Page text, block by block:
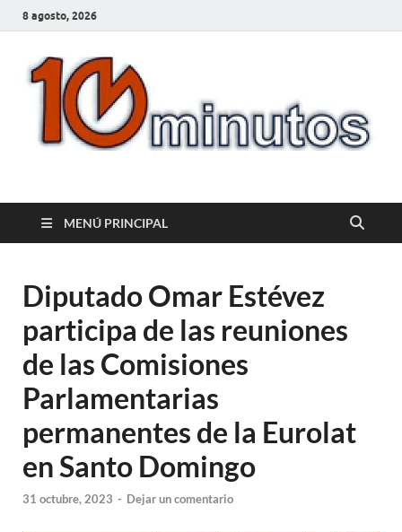
8 agosto, 2026
10minutos.com.uy
MENÚ PRINCIPAL
Diputado Omar Estévez
participa de las reuniones
de las Comisiones
Parlamentarias
permanentes de la Eurolat
en Santo Domingo
31 octubre, 2023 - Dejar un comentario